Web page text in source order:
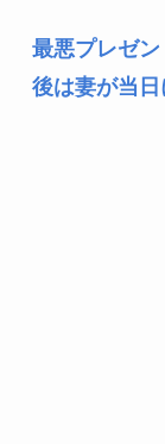
最悪プレゼ
後は妻が当